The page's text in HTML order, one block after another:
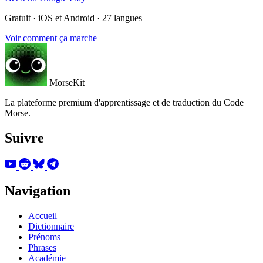
Gratuit · iOS et Android · 27 langues
Voir comment ça marche
MorseKit
La plateforme premium d'apprentissage et de traduction du Code
Morse.
Suivre
Navigation
Accueil
Dictionnaire
Prénoms
Phrases
Académie